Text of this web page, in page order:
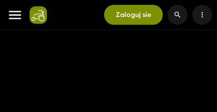
Zaloguj sie